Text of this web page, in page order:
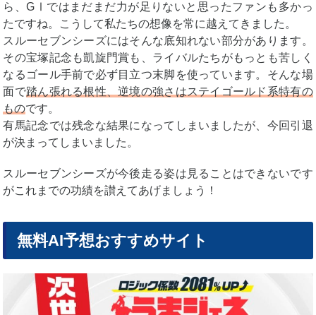
9月16日阪神8R
ワイ
ド
1,000
円
2,010円 201%
9月10日阪神
11R
ワイ
ド
1,000
円
24,970
円
2497%
9月9日中山11R
ワイ
ド
1,000
円
8,420円 842%
ら、GⅠではまだまだ力が足りないと思ったファンも多かっ
たですね。こうして私たちの想像を常に越えてきました。
スルーセブンシーズにはそんな底知れない部分があります。
その宝塚記念も凱旋門賞も、ライバルたちがもっとも苦しく
なるゴール手前で必ず目立つ末脚を使っています。そんな場
面で踏ん張れる根性、逆境の強さはステイゴールド系特有の
ものです。
有馬記念では残念な結果になってしまいましたが、今回引退
が決まってしまいました。
スルーセブンシーズが今後走る姿は見ることはできないです
がこれまでの功績を讃えてあげましょう！
無料AI予想おすすめサイト